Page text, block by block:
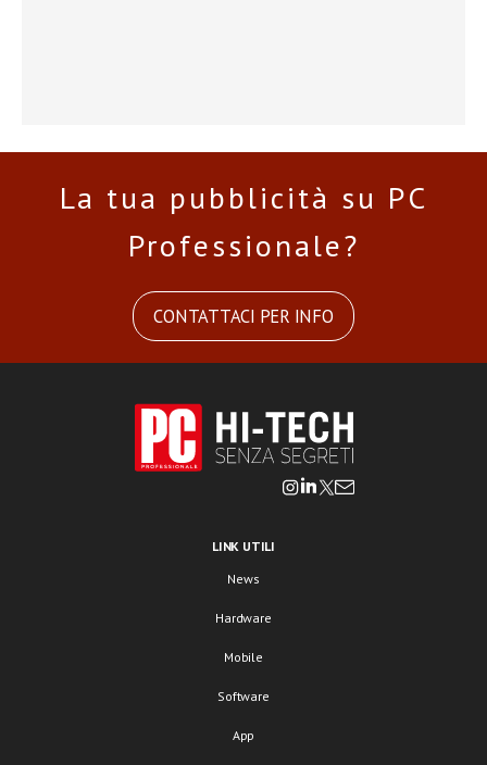
La tua pubblicità su PC
Professionale?
CONTATTACI PER INFO
LINK UTILI
News
Hardware
Mobile
Software
App